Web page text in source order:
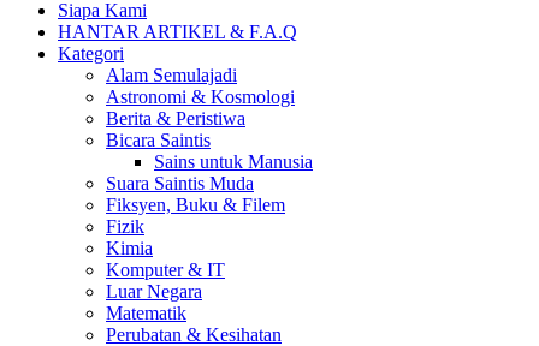
Siapa Kami
HANTAR ARTIKEL & F.A.Q
Kategori
Alam Semulajadi
Astronomi & Kosmologi
Berita & Peristiwa
Bicara Saintis
Sains untuk Manusia
Suara Saintis Muda
Fiksyen, Buku & Filem
Fizik
Kimia
Komputer & IT
Luar Negara
Matematik
Perubatan & Kesihatan